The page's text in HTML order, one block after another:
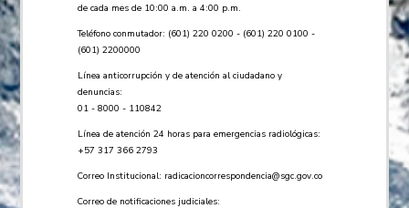
de cada mes de 10:00 a.m. a 4:00 p.m.
Teléfono conmutador: (601) 220 0200 - (601) 220 0100 -
(601) 2200000
Línea anticorrupción y de atención al ciudadano y
denuncias:
01 - 8000 - 110842
Línea de atención 24 horas para emergencias radiológicas:
+57 ​317 366 2793
Correo Institucional: radicacioncorrespondencia@sgc.gov.co
Correo de notificaciones judiciales: